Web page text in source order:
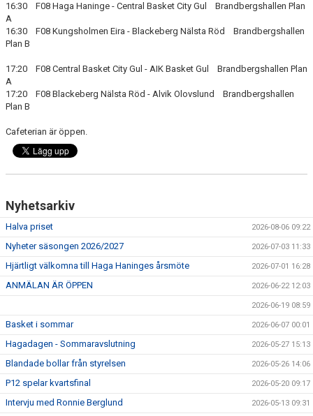
16:30 F08 Haga Haninge - Central Basket City Gul Brandbergshallen Plan
A
16:30 F08 Kungsholmen Eira - Blackeberg Nälsta Röd Brandbergshallen
Plan B
17:20 F08 Central Basket City Gul - AIK Basket Gul Brandbergshallen Plan
A
17:20 F08 Blackeberg Nälsta Röd - Alvik Olovslund Brandbergshallen
Plan B
Cafeterian är öppen.
Nyhetsarkiv
Halva priset 2026-08-06 09:22
Nyheter säsongen 2026/2027 2026-07-03 11:33
Hjärtligt välkomna till Haga Haninges årsmöte 2026-07-01 16:28
ANMÄLAN ÄR ÖPPEN 2026-06-22 12:03
2026-06-19 08:59
Basket i sommar 2026-06-07 00:01
Hagadagen - Sommaravslutning 2026-05-27 15:13
Blandade bollar från styrelsen 2026-05-26 14:06
P12 spelar kvartsfinal 2026-05-20 09:17
Intervju med Ronnie Berglund 2026-05-13 09:31